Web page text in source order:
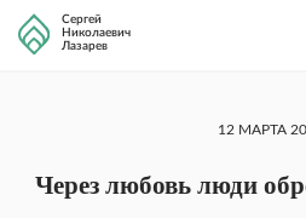
Сергей
Николаевич
Лазарев
12 МАРТА
Через любовь люди